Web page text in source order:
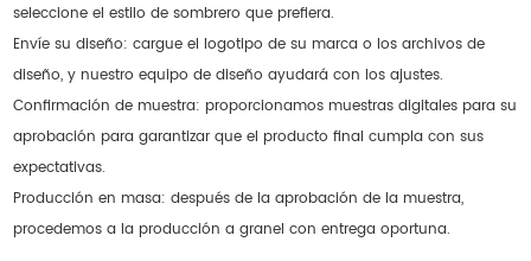
seleccione el estilo de sombrero que prefiera.
Envíe su diseño: cargue el logotipo de su marca o los archivos de
diseño, y nuestro equipo de diseño ayudará con los ajustes.
Confirmación de muestra: proporcionamos muestras digitales para su
aprobación para garantizar que el producto final cumpla con sus
expectativas.
Producción en masa: después de la aprobación de la muestra,
procedemos a la producción a granel con entrega oportuna.